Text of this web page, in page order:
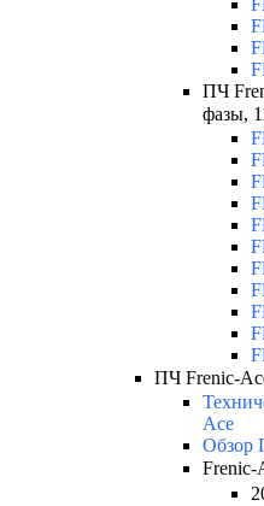
ПЧ
фазы,
ПЧ Frenic-
Ace
Обзор
Frenic-